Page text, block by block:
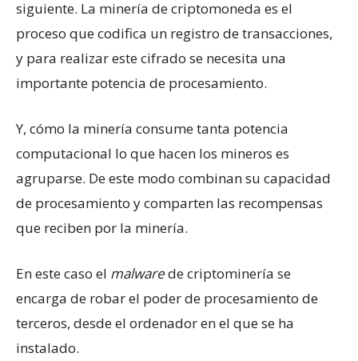
siguiente. La minería de criptomoneda es el
proceso que codifica un registro de transacciones,
y para realizar este cifrado se necesita una
importante potencia de procesamiento.
Y, cómo la minería consume tanta potencia
computacional lo que hacen los mineros es
agruparse. De este modo combinan su capacidad
de procesamiento y comparten las recompensas
que reciben por la minería.
En este caso el malwarede criptominería se
encarga de robar el poder de procesamiento de
terceros, desde el ordenador en el que se ha
instalado.